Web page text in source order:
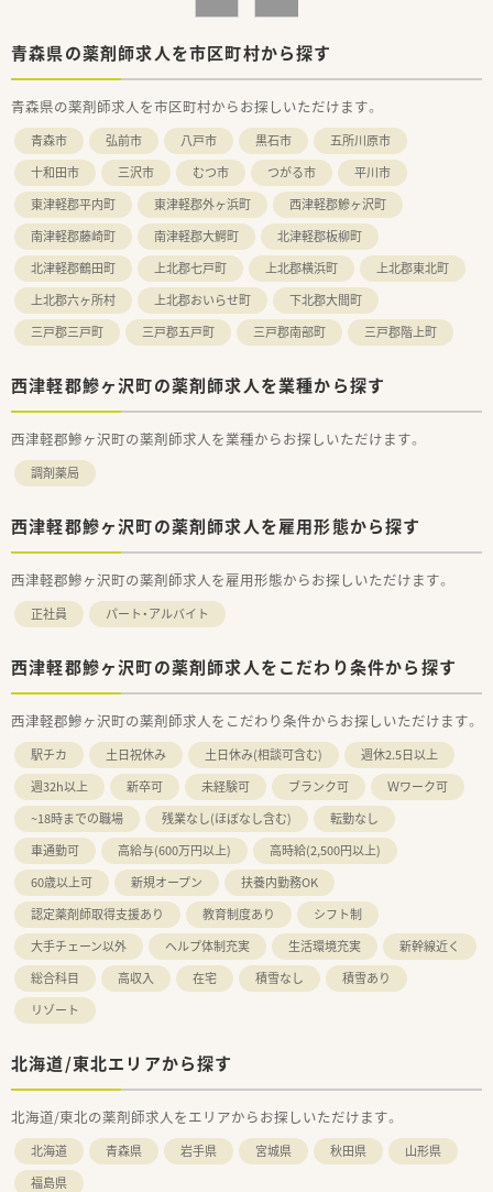
青森県の薬剤師求人を市区町村から探す
青森県の薬剤師求人を市区町村からお探しいただけます。
青森市 弘前市 八戸市 黒石市
五所川原市
十和田市
三沢市 むつ市 つがる市
平川市
東津軽郡平内町
東津軽郡外ヶ浜町
西津軽郡鰺ヶ沢町
南津軽郡藤崎町
南津軽郡大鰐町
北津軽郡板柳町
北津軽郡鶴田町
上北郡七戸町 上北郡横浜町
上北郡東北町
上北郡六ヶ所村
上北郡おいらせ町
下北郡大間町
三戸郡三戸町
三戸郡五戸町 三戸郡南部町 三戸郡階上町
西津軽郡鰺ヶ沢町の薬剤師求人を業種から探す
西津軽郡鰺ヶ沢町の薬剤師求人を業種からお探しいただけます。
調剤薬局
西津軽郡鰺ヶ沢町の薬剤師求人を雇用形態から探す
西津軽郡鰺ヶ沢町の薬剤師求人を雇用形態からお探しいただけます。
正社員 パート・アルバイト
西津軽郡鰺ヶ沢町の薬剤師求人をこだわり条件から探す
西津軽郡鰺ヶ沢町の薬剤師求人をこだわり条件からお探しいただけます。
駅チカ 土日祝休み 土日休み(相談可含む)
週休2.5日以上
週32h以上
新卒可 未経験可 ブランク可
Ｗワーク可
~18時までの職場
残業なし(ほぼなし含む)
転勤なし
車通勤可
高給与(600万円以上)
高時給(2,500円以上)
60歳以上可
新規オープン
扶養内勤務OK
認定薬剤師取得支援あり
教育制度あり
シフト制
大手チェーン以外
ヘルプ体制充実 生活環境充実
新幹線近く
総合科目
高収入 在宅 積雪なし
積雪あり
リゾート
北海道/東北エリアから探す
北海道/東北の薬剤師求人をエリアからお探しいただけます。
北海道 青森県 岩手県 宮城県 秋田県
山形県
福島県